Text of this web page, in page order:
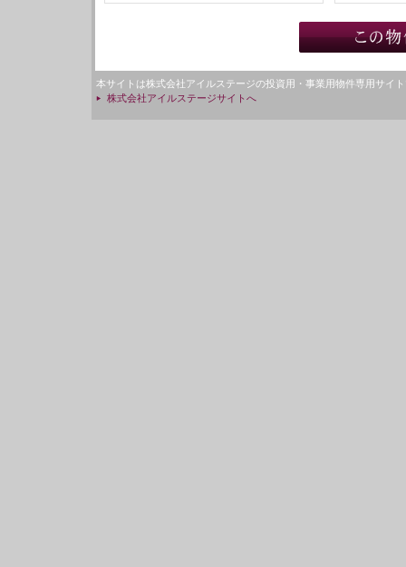
本サイトは株式会社アイルステージの投資用・事業用物件専用サイ
株式会社アイルステージサイトへ